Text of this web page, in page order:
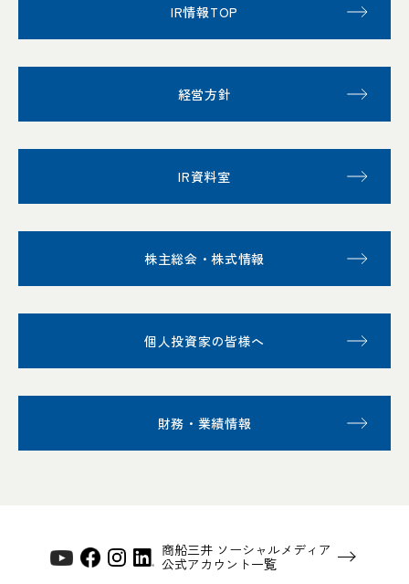
IR情報TOP
経営方針
IR資料室
株主総会・株式情報
個人投資家の皆様へ
財務・業績情報
商船三井 ソーシャルメディア
公式アカウント一覧